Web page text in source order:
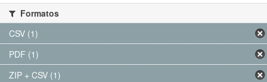
Formatos
CSV (1)
PDF (1)
ZIP + CSV (1)